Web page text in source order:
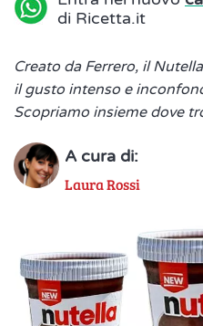
di Ricetta.it
Creato da Ferrero, il
il gusto intenso e
Scopriamo insieme dove
A cura di:
Laura Rossi